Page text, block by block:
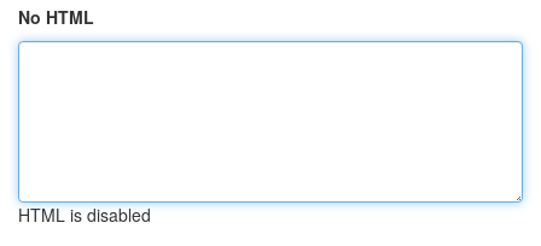
No HTML
HTML is disabled